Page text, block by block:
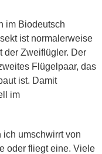
im Biodeutsch
ist normalerweise
der Zweiflügler. Der
s Flügelpaar, das
ist. Damit
im
umschwirrt von
oder fliegt eine. Viele